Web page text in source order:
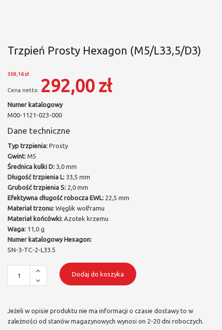
Trzpień Prosty Hexagon (M5/L33,5/D3)
359,16 zł
292,00 zł
Numer katalogowy
M00-1121-023-000
Dane techniczne
Typ trzpienia: Prosty
Gwint: M5
Średnica kulki D: 3,0 mm
Długość trzpienia L: 33,5 mm
Grubość trzpienia S: 2,0 mm
Efektywna długość robocza EWL: 22,5 mm
Materiał trzonu: Węglik wolframu
Materiał końcówki: Azotek krzemu
Waga: 11,0 g
Numer katalogowy Hexagon:
SN-3-TC-2-L33.5
Dodaj do koszyka
Jeżeli w opisie produktu nie ma informacji o czasie dostawy to w
zależności od stanów magazynowych wynosi on 2-20 dni roboczych.